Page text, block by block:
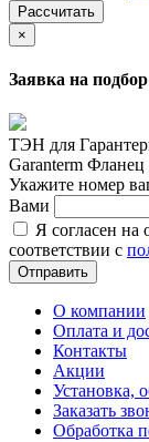
Рассчитать
×
Заявка на
ТЭН для
Garanterm
Укажите номер
Вами
Я согласен на
соответствии с
Отправить
О компании
Оплата и
Контакты
Акции
Установка,
Заказать
Обработка